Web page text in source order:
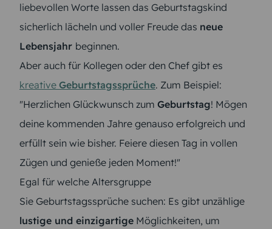
liebevollen Worte lassen das Geburtstagskind
sicherlich lächeln und voller Freude das neue
Lebensjahr beginnen.
Aber auch für Kollegen oder den Chef gibt es
kreative Geburtstagssprüche. Zum Beispiel:
"Herzlichen Glückwunsch zum Geburtstag! Mögen
deine kommenden Jahre genauso erfolgreich und
erfüllt sein wie bisher. Feiere diesen Tag in vollen
Zügen und genieße jeden Moment!"
Egal für welche Altersgruppe
Sie Geburtstagssprüche suchen: Es gibt unzählige
lustige und einzigartige Möglichkeiten, um